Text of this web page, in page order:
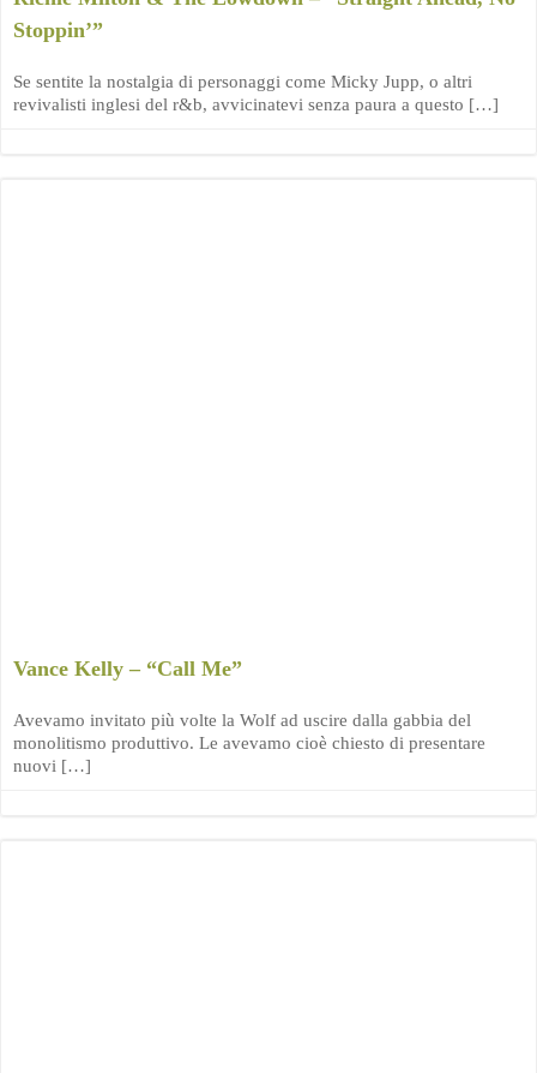
Stoppin’”
Se sentite la nostalgia di personaggi come Micky Jupp, o altri
revivalisti inglesi del r&b, avvicinatevi senza paura a questo […]
Vance Kelly – “Call Me”
Avevamo invitato più volte la Wolf ad uscire dalla gabbia del
monolitismo produttivo. Le avevamo cioè chiesto di presentare
nuovi […]